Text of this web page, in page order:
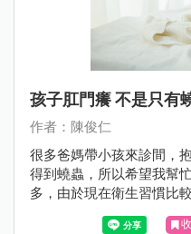
孩子肛門癢 不是只有
作者：陳俊仁
很多爸媽帶小孩來診間，
得到蟯蟲，所以希望我幫
多，由於現在衛生習慣比
素，已經不常看到了。